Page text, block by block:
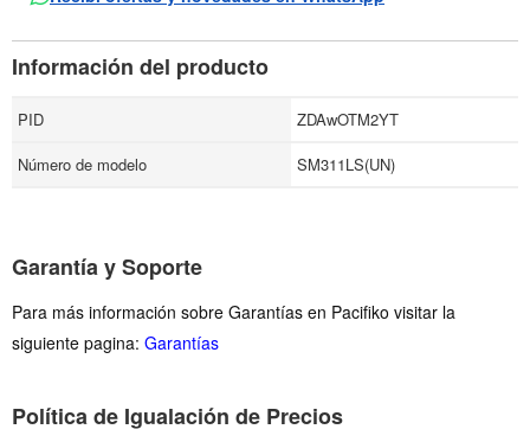
Información del producto
PID
ZDAwOTM2YT
Número de modelo
SM311LS(UN)
Garantía y Soporte
Para más información sobre Garantías en Pacifiko visitar la
siguiente pagina: Garantías
Política de Igualación de Precios